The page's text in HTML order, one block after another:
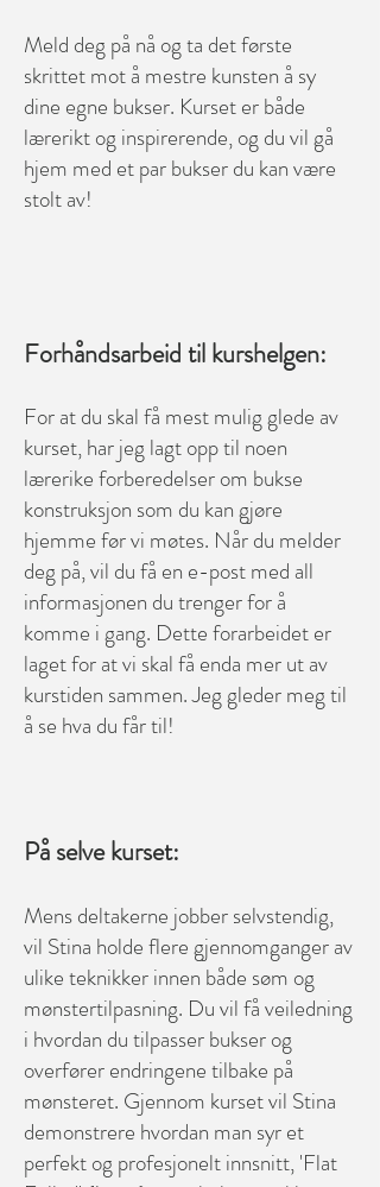
Meld deg på nå og ta det første
skrittet mot å mestre kunsten å sy
dine egne bukser. Kurset er både
lærerikt og inspirerende, og du vil gå
hjem med et par bukser du kan være
stolt av!
​Forhåndsarbeid til kurshelgen:
For at du skal få mest mulig glede av
kurset, har jeg lagt opp til noen
lærerike forberedelser om bukse
konstruksjon som du kan gjøre
hjemme før vi møtes. Når du melder
deg på, vil du få en e-post med all
informasjonen du trenger for å
komme i gang. Dette forarbeidet er
laget for at vi skal få enda mer ut av
kurstiden sammen. Jeg gleder meg til
å se hva du får til!
På selve kurset:
Mens deltakerne jobber selvstendig,
vil Stina holde flere gjennomganger av
ulike teknikker innen både søm og
mønstertilpasning. Du vil få veiledning
i hvordan du tilpasser bukser og
overfører endringene tilbake på
mønsteret. Gjennom kurset vil Stina
demonstrere hvordan man syr et
perfekt og profesjonelt innsnitt, 'Flat